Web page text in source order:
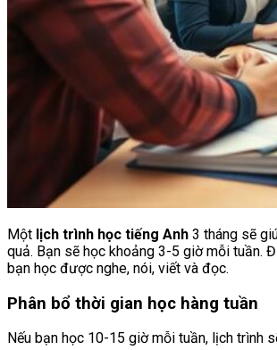
Một lịch trình học tiếng Anh 3 tháng sẽ
quả. Bạn sẽ học khoảng 3-5 giờ mỗi tuần.
bạn học được nghe, nói, viết và đọc.
Phân bổ thời gian học hàng tuần
Nếu bạn học 10-15 giờ mỗi tuần, lịch trình